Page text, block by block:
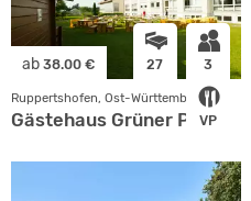
ab 38.00 € 27 3
VP
Ruppertshofen, Ost-Württemberg
Gästehaus Grüner Pfad